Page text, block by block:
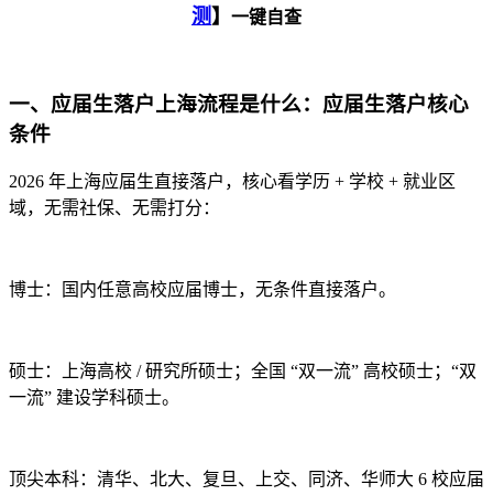
测 】 一键自查
一、应届生落户上海流程是什么：应届生落户核心
条件
2026 年上海应届生直接落户，核心看学历 + 学校 + 就业区
域，无需社保、无需打分：
博士：国内任意高校应届博士，无条件直接落户。
硕士：上海高校 / 研究所硕士；全国 “双一流” 高校硕士；“双
一流” 建设学科硕士。
顶尖本科：清华、北大、复旦、上交、同济、华师大 6 校应届